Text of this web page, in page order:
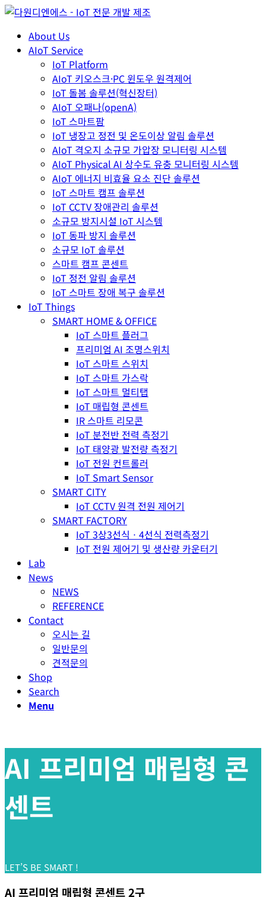
About Us
AIoT Service
IoT Platform
AIoT 키오스크·PC 윈도우 원격제어
IoT 돌봄 솔루션(혁신장터)
AIoT 오패나(openA)
IoT 스마트팜
IoT 냉장고 정전 및 온도이상 알림 솔루션
AIoT 격오지 소규모 가압장 모니터링 시스템
AIoT Physical AI 상수도 유충 모니터링 시스템
AIoT 에너지 비효율 요소 진단 솔루션
IoT 스마트 캠프 솔루션
IoT CCTV 장애관리 솔루션
소규모 방지시설 IoT 시스템
IoT 동파 방지 솔루션
소규모 IoT 솔루션
스마트 캠프 콘센트
IoT 정전 알림 솔루션
IoT 스마트 장애 복구 솔루션
IoT Things
SMART HOME & OFFICE
IoT 스마트 플러그
프리미엄 AI 조명스위치
IoT 스마트 스위치
IoT 스마트 가스락
IoT 스마트 멀티탭
IoT 매립형 콘센트
IR 스마트 리모콘
IoT 분전반 전력 측정기
IoT 태양광 발전량 측정기
IoT 전원 컨트롤러
IoT Smart Sensor
SMART CITY
IoT CCTV 원격 전원 제어기
SMART FACTORY
IoT 3상3선식ㆍ4선식 전력측정기
IoT 전원 제어기 및 생산량 카운터기
Lab
News
NEWS
REFERENCE
Contact
오시는 길
일반문의
견적문의
Shop
Search
Menu
AI 프리미엄 매립형 콘
센트
LET’S BE SMART !
AI 프리미엄 매립형 콘센트 2구